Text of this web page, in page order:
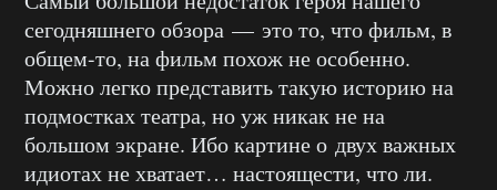
сегодняшнего обзора — это то, что фильм, в
общем-то, на фильм похож не особенно.
Можно легко представить такую историю на
подмостках театра, но уж никак не на
большом экране. Ибо картине о двух важных
идиотах не хватает… настоящести, что ли.